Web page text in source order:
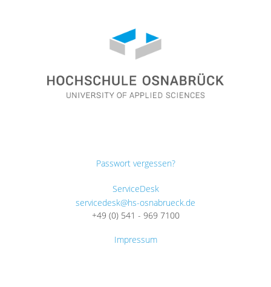
Passwort vergessen?
ServiceDesk
servicedesk@hs-osnabrueck.de
+49 (0) 541 - 969 7100
Impressum